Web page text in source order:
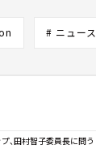
# ニュー
、田村智子委員長に問う